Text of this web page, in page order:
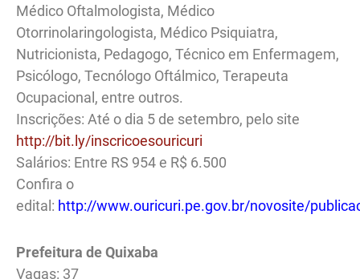
Médico Oftalmologista, Médico
Otorrinolaringologista, Médico Psiquiatra,
Nutricionista, Pedagogo, Técnico em Enfermagem,
Psicólogo, Tecnólogo Oftálmico, Terapeuta
Ocupacional, entre outros.
Inscrições: Até o dia 5 de setembro, pelo site
http://bit.ly/inscricoesouricuri
Salários: Entre RS 954 e R$ 6.500
Confira o
edital: http://www.ouricuri.pe.gov.br/novosite/
Prefeitura de Quixaba
Vagas: 37